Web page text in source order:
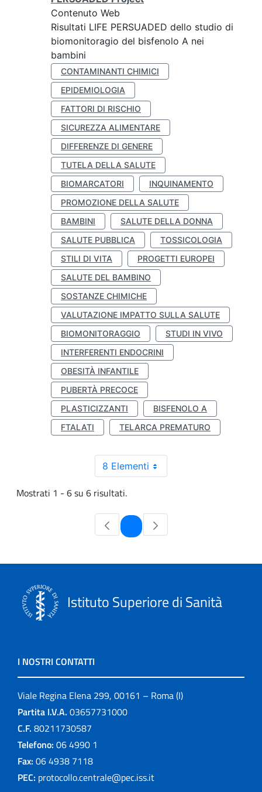
Contenuto Web
Risultati LIFE PERSUADED dello studio di
biomonitoragio del bisfenolo A nei
bambini
CONTAMINANTI CHIMICI
EPIDEMIOLOGIA
FATTORI DI RISCHIO
SICUREZZA ALIMENTARE
DIFFERENZE DI GENERE
TUTELA DELLA SALUTE
BIOMARCATORI
INQUINAMENTO
PROMOZIONE DELLA SALUTE
BAMBINI
SALUTE DELLA DONNA
SALUTE PUBBLICA
TOSSICOLOGIA
STILI DI VITA
PROGETTI EUROPEI
SALUTE DEL BAMBINO
SOSTANZE CHIMICHE
VALUTAZIONE IMPATTO SULLA SALUTE
BIOMONITORAGGIO
STUDI IN VIVO
INTERFERENTI ENDOCRINI
OBESITÀ INFANTILE
PUBERTÀ PRECOCE
PLASTICIZZANTI
BISFENOLO A
FTALATI
TELARCA PREMATURO
8 Elementi
Mostrati 1 - 6 su 6 risultati.
Pagina
Istituto Superiore di Sanità
I NOSTRI CONTATTI
Viale Regina Elena 299, 00161 – Roma (I)
Partita I.V.A. 03657731000
C.F. 80211730587
Telefono: 06 4990 1
Fax: 06 4938 7118
PEC: protocollo.centrale@pec.iss.it